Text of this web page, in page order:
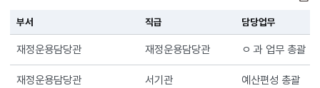
부서 직급 담당업무
재정운용담당관 재정운용담당관 ㅇ 과 업무 총괄
재정운용담당관 서기관 예산편성 총괄